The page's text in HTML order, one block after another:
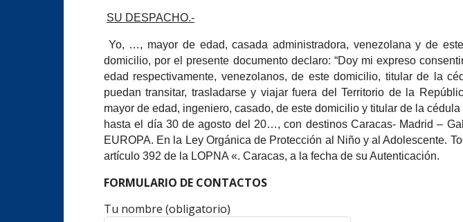
SU DESPACHO.-
Yo, …, mayor de edad, casada administradora, venezolana y de
domicilio, por el presente documento declaro: “Doy mi expreso
edad respectivamente, venezolanos, de este domicilio, titular de la
puedan transitar, trasladarse y viajar fuera del Territorio de la
mayor de edad, ingeniero, casado, de este domicilio y titular de la
hasta el día 30 de agosto del 20…, con destinos Caracas- Madrid –
EUROPA. En la Ley Orgánica de Protección al Niño y al Adolescente.
artículo 392 de la LOPNA «. Caracas, a la fecha de su Autenticación.
FORMULARIO DE CONTACTOS
Tu nombre (obligatorio)